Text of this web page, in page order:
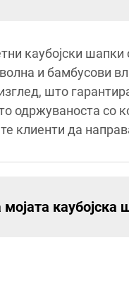
каубојски шапки
и бамбусови
што
одржуваноста со
клиенти да
каубојска